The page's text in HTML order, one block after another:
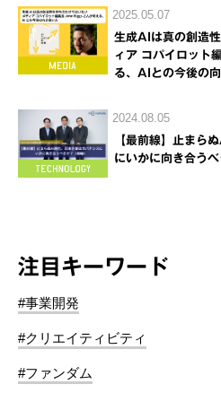
2025.05.07
生成AIは真の創造
ィア コパイロッ
る、AIとの今後の
2024.08.05
【最前線】止まら
にいかに向き合うべ
注目キーワード
#事業開発
#クリエイティビティ
#ファンダム